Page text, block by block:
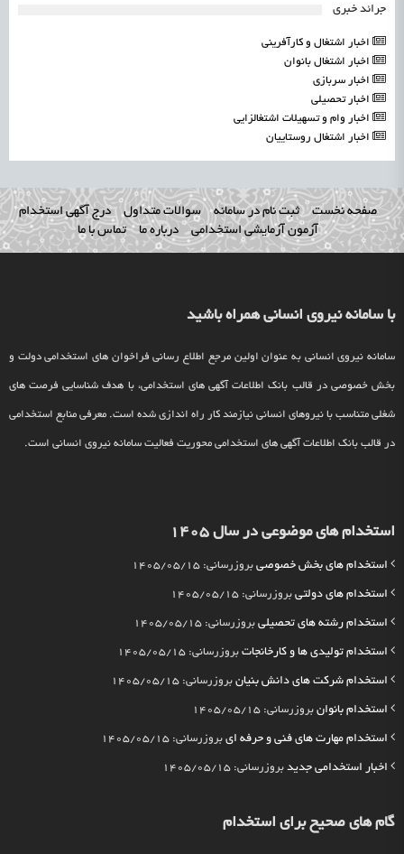
جرائد خبری
اخبار اشتغال و کارآفرینی
اخبار اشتغال بانوان
اخبار سربازی
اخبار تحصیلی
اخبار وام و تسهیلات اشتغالزایی
اخبار اشتغال روستاییان
صفحه نخست ثبت نام در سامانه سوالات متداول
درج آگهی استخدام
آزمون آزمایشی استخدامی
درباره ما تماس با ما
با سامانه نیروی انسانی همراه باشید
سامانه نیروی انسانی به عنوان اولین مرجع اطلاع رسانی فراخوان های استخدامی دولت و
بخش خصوصی در قالب بانک اطلاعات آگهی های استخدامی، با هدف شناسایی فرصت های
شغلی متناسب با نیروهای انسانی نیازمند کار راه اندازی شده است. معرفی منابع استخدامی
در قالب بانک اطلاعات آگهی های استخدامی محوریت فعالیت سامانه نیروی انسانی است.
استخدام های موضوعی در سال 1405
استخدام های بخش خصوصی بروزرسانی: 1405/05/15
استخدام های دولتی بروزرسانی: 1405/05/15
استخدام رشته های تحصیلی بروزرسانی: 1405/05/15
استخدام تولیدی ها و کارخانجات بروزرسانی: 1405/05/15
استخدام شرکت های دانش بنیان بروزرسانی: 1405/05/15
استخدام بانوان بروزرسانی: 1405/05/15
استخدام مهارت های فنی و حرفه ای بروزرسانی: 1405/05/15
اخبار استخدامی جدید بروزرسانی: 1405/05/15
گام های صحیح برای استخدام